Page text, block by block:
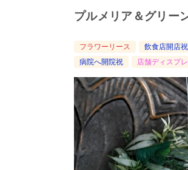
プルメリア＆グリー
フラワーリース 飲食店開店祝
病院へ開院祝
店舗ディスプ